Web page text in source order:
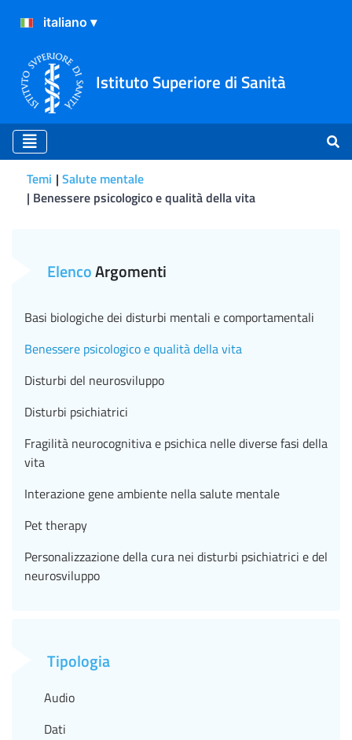
Istituto Superiore di Sanità
Temi Salute mentale
Benessere psicologico e qualità della vita
ElencoArgomenti
Basi biologiche dei disturbi mentali e comportamentali
Benessere psicologico e qualità della vita
Disturbi del neurosviluppo
Disturbi psichiatrici
Fragilità neurocognitiva e psichica nelle diverse fasi della
vita
Interazione gene ambiente nella salute mentale
Pet therapy
Personalizzazione della cura nei disturbi psichiatrici e del
neurosviluppo
Tipologia
Audio
Dati